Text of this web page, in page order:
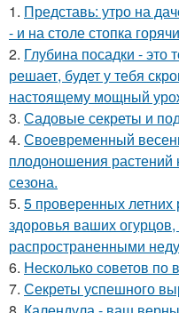
1. Представь: утро на
- и на столе стопка
2. Глубина посадки - это
решает, будет у тебя
настоящему мощный
3. Садовые секреты и
4. Своевременный
плодоношения растений
сезона.
5. 5 проверенных
здоровья ваших
распространенными
6. Несколько советов
7. Секреты успешного